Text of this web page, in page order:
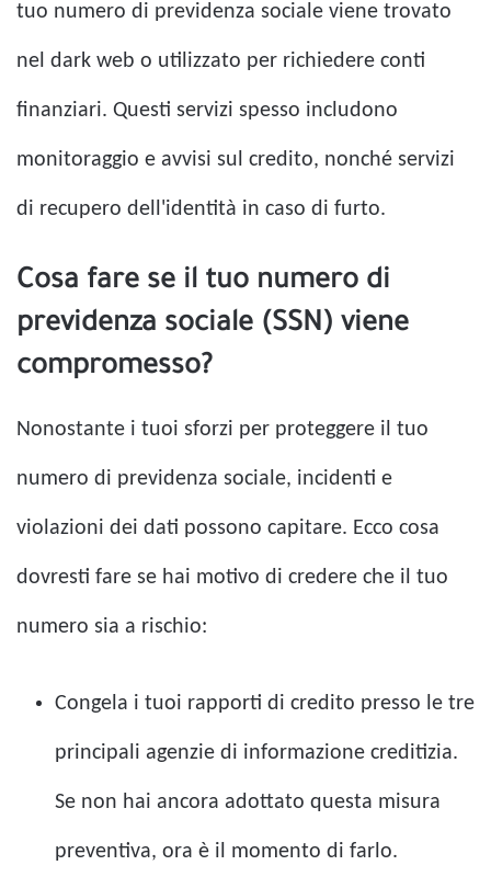
tuo numero di previdenza sociale viene trovato
nel dark web o utilizzato per richiedere conti
finanziari. Questi servizi spesso includono
monitoraggio e avvisi sul credito, nonché servizi
di recupero dell'identità in caso di furto.
Cosa fare se il tuo numero di
previdenza sociale (SSN) viene
compromesso?
Nonostante i tuoi sforzi per proteggere il tuo
numero di previdenza sociale, incidenti e
violazioni dei dati possono capitare. Ecco cosa
dovresti fare se hai motivo di credere che il tuo
numero sia a rischio:
Congela i tuoi rapporti di credito presso le tre
principali agenzie di informazione creditizia.
Se non hai ancora adottato questa misura
preventiva, ora è il momento di farlo.